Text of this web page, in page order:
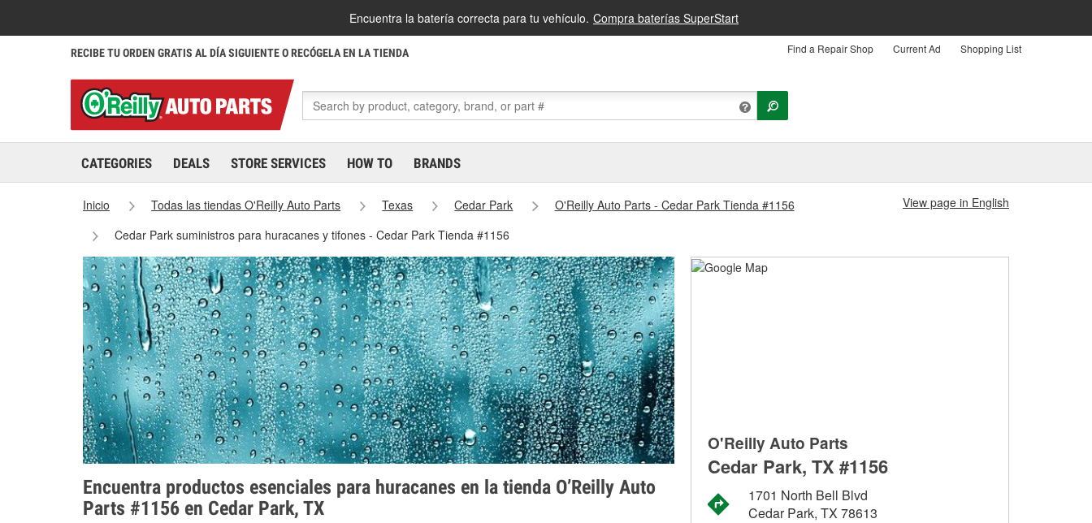
Encuentra la batería correcta para tu vehículo. Compra baterías SuperStart
RECIBE TU ORDEN GRATIS AL DÍA SIGUIENTE O RECÓGELA EN LA TIENDA Find a Repair Shop Current Ad Shopping List
CATEGORIES DEALS STORE SERVICES HOW TO BRANDS
Inicio Todas las tiendas O'Reilly Auto Parts Texas Cedar Park
O'Reilly Auto Parts - Cedar Park Tienda #1156
Cedar Park suministros para huracanes y tifones - Cedar Park Tienda #1156
View page in English
Encuentra productos esenciales para huracanes en la tienda O’Reilly Auto
Parts #1156 en Cedar Park, TX
O'Reilly Auto Parts
Cedar Park, TX #1156
1701 North Bell Blvd
Cedar Park, TX 78613